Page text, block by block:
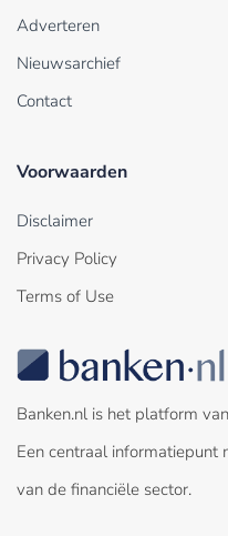
Adverteren
Nieuwsarchief
Contact
Voorwaarden
Disclaimer
Privacy Policy
Terms of Use
Banken.nl is het platform
Een centraal
van de financiële sector.